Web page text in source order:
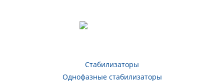
Стабилизаторы
Однофазные стабилизаторы